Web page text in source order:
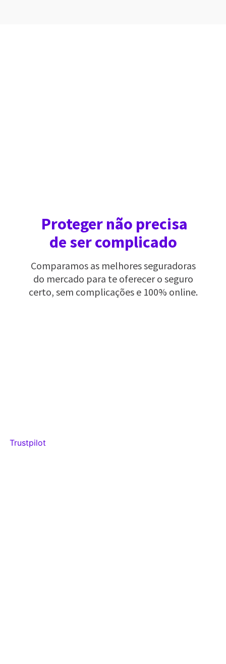
Proteger não precisa
de ser complicado
Comparamos as melhores seguradoras
do mercado para te oferecer o seguro
certo, sem complicações e 100% online.
Trustpilot